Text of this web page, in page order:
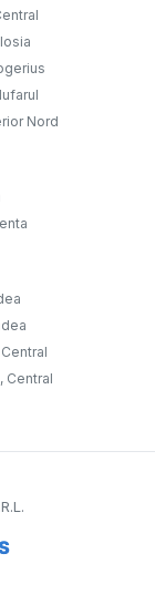
Nord
Central